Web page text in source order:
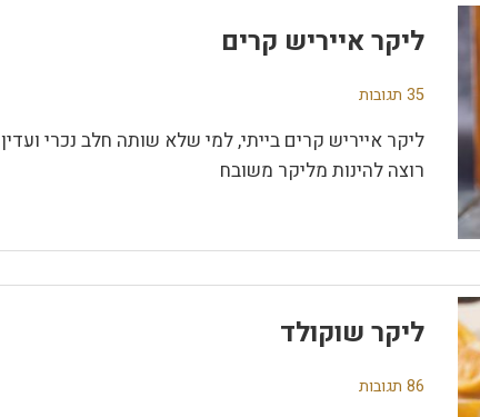
ליקר אייריש קרים
35 תגובות
ליקר אייריש קרים בייתי, למי שלא שותה חלב נכרי ועדין
רוצה להינות מליקר משובח
ליקר שוקולד
86 תגובות